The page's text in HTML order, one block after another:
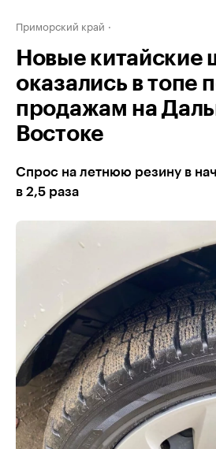
Приморский край
Новые китайские
оказались в топе
продажам на
Востоке
Спрос на летнюю резину в
в 2,5 раза